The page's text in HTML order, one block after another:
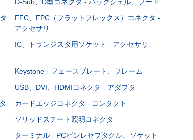
FFC、FPC（フラットフレックス）コネクタ -
アクセサリ
IC、トランジスタ用ソケット - アクセサリ
Keystone - フェースプレート、フレーム
USB、DVI、HDMIコネクタ - アダプタ
カードエッジコネクタ - コンタクト
ソリッドステート照明コネクタ
ターミナル - PCピンレセプタクル、ソケット